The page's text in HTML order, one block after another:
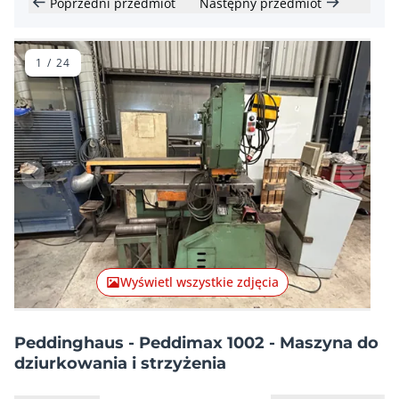
Poprzednia pozycja
Wyświetl wszystkie zdjęcia
1 / 24
Peddinghaus - Peddimax 1002 - Maszyna do
dziurkowania i strzyżenia